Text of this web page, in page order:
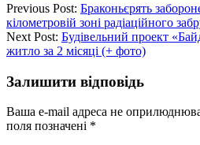
Previous Post: Браконьєрять
кілометровій зоні радіаційного
Next Post: Будівельний проект
житло за 2 місяці (+ фото)
Залишити відповідь
Ваша e-mail адреса не
поля позначені *